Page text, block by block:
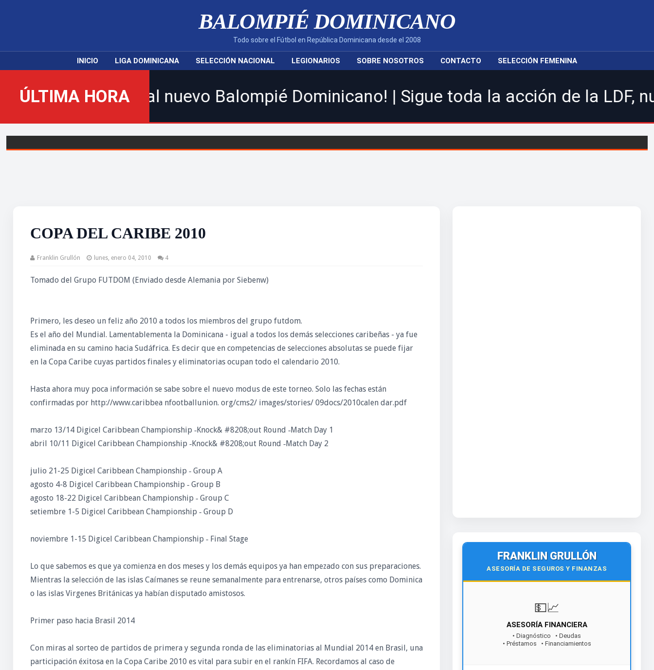
BALOMPIÉ DOMINICANO
Todo sobre el Fútbol en República Dominicana desde el 2008
INICIO LIGA DOMINICANA SELECCIÓN NACIONAL LEGIONARIOS SOBRE NOSOTROS CONTACTO SELECCIÓN FEMENINA
ÚLTIMA HORA
al nuevo Balompié Dominicano! | Sigue toda la acción de la LDF, nuestras
COPA DEL CARIBE 2010
Franklin Grullón lunes, enero 04, 2010 4
Tomado del Grupo FUTDOM (Enviado desde Alemania por Siebenw)
Primero, les deseo un feliz año 2010 a todos los miembros del grupo futdom.
Es el año del Mundial. Lamentablementa la Dominicana - igual a todos los demás selecciones caribeñas - ya fue
eliminada en su camino hacia Sudáfrica. Es decir que en competencias de selecciones absolutas se puede fijar
en la Copa Caribe cuyas partidos finales y eliminatorias ocupan todo el calendario 2010.
Hasta ahora muy poca información se sabe sobre el nuevo modus de este torneo. Solo las fechas están
confirmadas por http://www.caribbea nfootballunion. org/cms2/ images/stories/ 09docs/2010calen dar.pdf
marzo 13/14 Digicel Caribbean Championship ‐Knock& #8208;out Round ‐Match Day 1
abril 10/11 Digicel Caribbean Championship ‐Knock& #8208;out Round ‐Match Day 2
julio 21-25 Digicel Caribbean Championship ‐ Group A
agosto 4-8 Digicel Caribbean Championship ‐ Group B
agosto 18-22 Digicel Caribbean Championship ‐ Group C
setiembre 1-5 Digicel Caribbean Championship ‐ Group D
noviembre 1-15 Digicel Caribbean Championship ‐ Final Stage
Lo que sabemos es que ya comienza en dos meses y los demás equipos ya han empezado con sus preparaciones.
Mientras la selección de las islas Caímanes se reune semanalmente para entrenarse, otros países como Dominica
o las islas Virgenes Británicas ya habían disputado amistosos.
Primer paso hacia Brasil 2014
Con miras al sorteo de partidos de primera y segunda ronda de las eliminatorias al Mundial 2014 en Brasil, una
participación éxitosa en la Copa Caribe 2010 es vital para subir en el rankín FIFA. Recordamos al caso de
FRANKLIN GRULLÓN
ASESORÍA DE SEGUROS Y FINANZAS
💵📈
ASESORÍA FINANCIERA
• Diagnóstico • Deudas
• Préstamos • Financiamientos
¡Contáctanos hoy!